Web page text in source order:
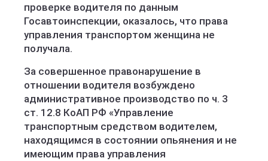
проверке водителя по данным
Госавтоинспекции, оказалось, что права
управления транспортом женщина не
получала.
За совершенное правонарушение в
отношении водителя возбуждено
административное производство по ч. 3
ст. 12.8 КоАП РФ «Управление
транспортным средством водителем,
находящимся в состоянии опьянения и не
имеющим права управления